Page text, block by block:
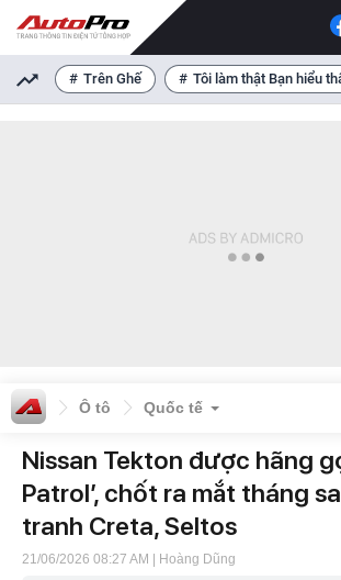
Trên Ghế Tôi làm thật Bạn hiểu
Ô tô Quốc tế
Nissan Tekton được hãng
Patrol’, chốt ra mắt tháng
tranh Creta, Seltos
21/06/2026 08:27 AM | Hoàng Dũng